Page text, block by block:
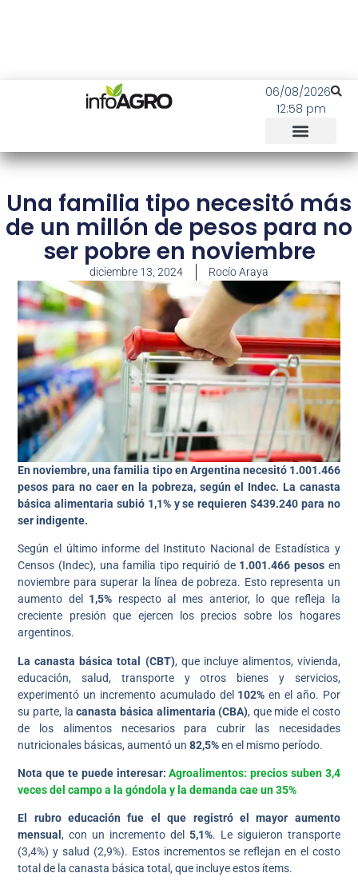
06/08/2026
12:58 pm
Una familia tipo necesitó más
de un millón de pesos para no
ser pobre en noviembre
diciembre 13, 2024 Rocío Araya
En noviembre, una familia tipo en Argentina necesitó 1.001.466
pesos para no caer en la pobreza, según el Indec. La canasta
básica alimentaria subió 1,1% y se requieren $439.240 para no
ser indigente.
Según el último informe del Instituto Nacional de Estadística y
Censos (Indec), una familia tipo requirió de 1.001.466 pesos en
noviembre para superar la línea de pobreza. Esto representa un
aumento del 1,5% respecto al mes anterior, lo que refleja la
creciente presión que ejercen los precios sobre los hogares
argentinos.
La canasta básica total (CBT), que incluye alimentos, vivienda,
educación, salud, transporte y otros bienes y servicios,
experimentó un incremento acumulado del 102% en el año. Por
su parte, lacanasta básica alimentaria (CBA), que mide el costo
de los alimentos necesarios para cubrir las necesidades
nutricionales básicas, aumentó un82,5%en el mismo período.
Nota que te puede interesar:Agroalimentos: precios suben 3,4
veces del campo a la góndola y la demanda cae un 35%
El rubro educación fue el que registró el mayor aumento
mensual, con un incremento del 5,1%. Le siguieron transporte
(3,4%) y salud (2,9%). Estos incrementos se reflejan en el costo
total de la canasta básica total, que incluye estos ítems.